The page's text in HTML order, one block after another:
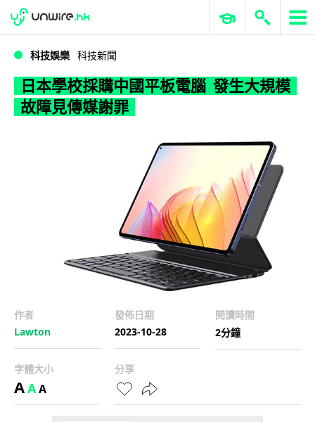
WWDC 2026 ERP 與商業 AI
科技娛樂 科技新聞
日本學校採購中國平板電腦 發生大規模
故障見傳媒謝罪
作者
Lawton
發佈日期
2023-10-28
閱讀時間
2分鐘
字體大小
AAA
分享